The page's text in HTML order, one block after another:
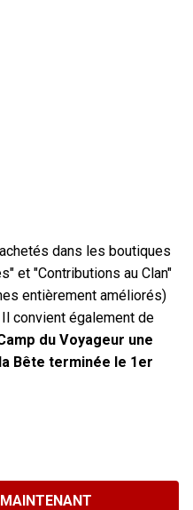
dans les boutiques
et "Contributions au Clan"
entièrement améliorés)
convient également de
du Voyageur une
Bête terminée le 1er